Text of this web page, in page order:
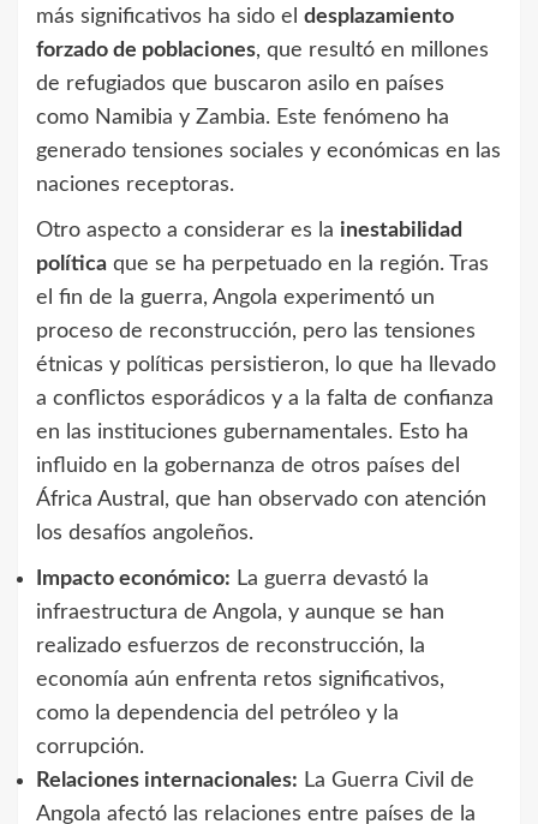
más significativos ha sido el desplazamiento
forzado de poblaciones, que resultó en millones
de refugiados que buscaron asilo en países
como Namibia y Zambia. Este fenómeno ha
generado tensiones sociales y económicas en las
naciones receptoras.
Otro aspecto a considerar es la inestabilidad
política que se ha perpetuado en la región. Tras
el fin de la guerra, Angola experimentó un
proceso de reconstrucción, pero las tensiones
étnicas y políticas persistieron, lo que ha llevado
a conflictos esporádicos y a la falta de confianza
en las instituciones gubernamentales. Esto ha
influido en la gobernanza de otros países del
África Austral, que han observado con atención
los desafíos angoleños.
Impacto económico: La guerra devastó la
infraestructura de Angola, y aunque se han
realizado esfuerzos de reconstrucción, la
economía aún enfrenta retos significativos,
como la dependencia del petróleo y la
corrupción.
Relaciones internacionales: La Guerra Civil de
Angola afectó las relaciones entre países de la